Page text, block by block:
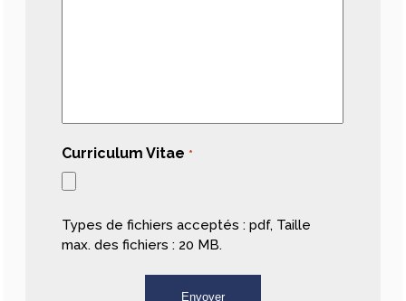
Curriculum Vitae *
Types de fichiers acceptés : pdf, Taille
max. des fichiers : 20 MB.